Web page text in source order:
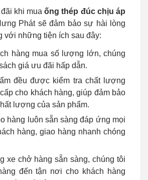
khi muaống thép đúc chịu áp
Phát sẽ đảm bảo sự hài lòng
với những tiện ích sau đây:
hàng mua số lượng lớn, chúng
giá ưu đãi hấp dẫn.
đều được kiểm tra chất lượng
cho khách hàng, giúp đảm bảo
lượng của sản phẩm.
hàng luôn sẵn sàng đáp ứng mọi
hàng, giao hàng nhanh chóng
xe chở hàng sẵn sàng, chúng tôi
đến tận nơi cho khách hàng